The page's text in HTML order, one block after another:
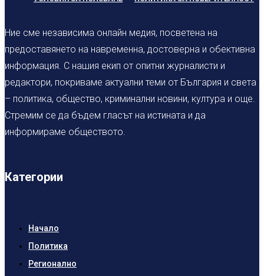
Ние сме независима онлайн медия, посветена на
предоставянето на навременна, достоверна и обективна
информация. С нашия екип от опитни журналисти и
редактори, покриваме актуални теми от България и света
– политика, общество, криминални новини, култура и още.
Стремим се да бъдем гласът на истината и да
информираме обществото.
Категории
Начало
Политика
Регионално